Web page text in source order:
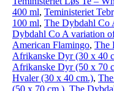
400 ml, Teministeriet
100 ml, The Dybdahl Co
Dybdahl Co A variation
American Flamingo, The
Afrikanske Dyr (30 x 40
Afrikanske Dyr (50 x 70
Hvaler (30 x 40 cm.),
(50 x 70 cm.), The